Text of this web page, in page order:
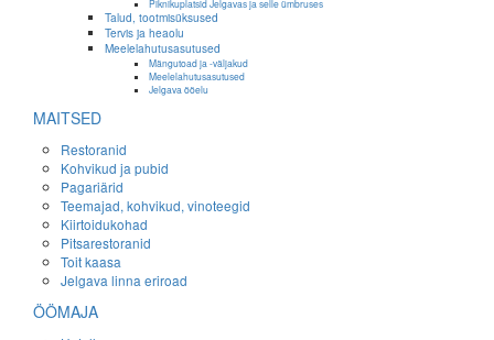
Piknikuplatsid Jelgavas ja selle ümbruses
Talud, tootmisüksused
Tervis ja heaolu
Meelelahutusasutused
Mängutoad ja -väljakud
Meelelahutusasutused
Jelgava ööelu
MAITSED
Restoranid
Kohvikud ja pubid
Pagariärid
Teemajad, kohvikud, vinoteegid
Kiirtoidukohad
Pitsarestoranid
Toit kaasa
Jelgava linna eriroad
ÖÖMAJA